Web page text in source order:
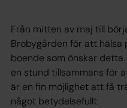
Från mitten av maj till
Brobygården för att hälsa
boende som önskar
en stund tillsammans för
är en fin möjlighet att få
något betydelsefullt.